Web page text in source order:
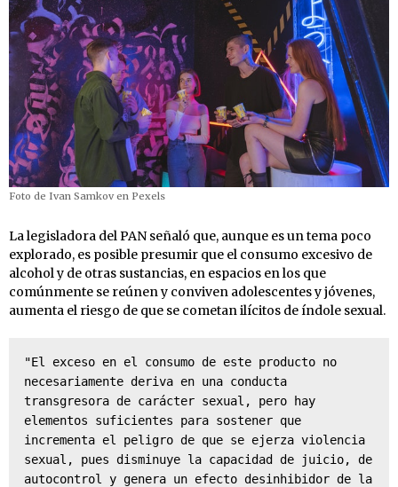
Foto de Ivan Samkov en Pexels
La legisladora del PAN señaló que, aunque es un tema poco
explorado, es posible presumir que el consumo excesivo de
alcohol y de otras sustancias, en espacios en los que
comúnmente se reúnen y conviven adolescentes y jóvenes,
aumenta el riesgo de que se cometan ilícitos de índole sexual.
"El exceso en el consumo de este producto no
necesariamente deriva en una conducta
transgresora de carácter sexual, pero hay
elementos suficientes para sostener que
incrementa el peligro de que se ejerza violencia
sexual, pues disminuye la capacidad de juicio, de
autocontrol y genera un efecto desinhibidor de la